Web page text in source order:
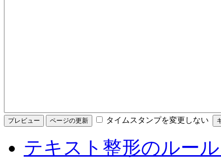
タイムスタンプを変更しない
テキスト整形のルー